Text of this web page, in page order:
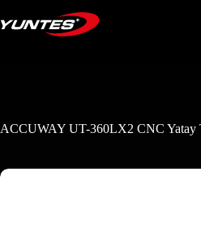
ACCUWAY UT-360LX2 CNC Yatay